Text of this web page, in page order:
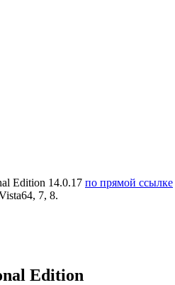
Edition 14.0.17 по прямой ссылке
7, 8.
Edition